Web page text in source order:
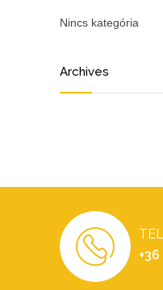
Nincs kategória
Archives